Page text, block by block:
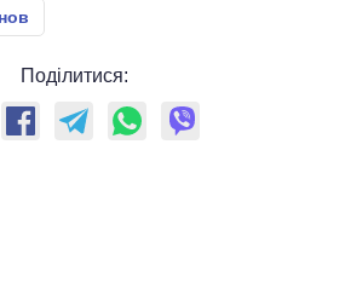
Поділитися: